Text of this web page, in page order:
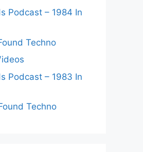
Podcast – 1984 In
Techno
Podcast – 1983 In
Techno